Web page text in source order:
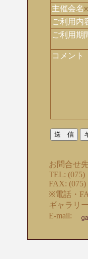
主催会名※
ご利用内
ご利用期
コメント
お問合せ
TEL:
FAX:
※電話・
ギャラリ
E-mail: